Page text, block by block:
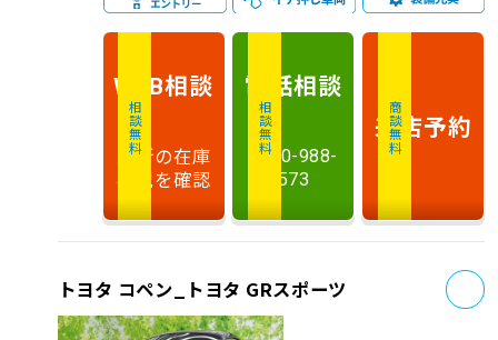
相談無料
WEB相談
最新の在庫
状況を確認
相談無料
電話相談
0120-988-
573
商談無料
来店予約
トヨタ コペン_トヨタ GRスポーツ